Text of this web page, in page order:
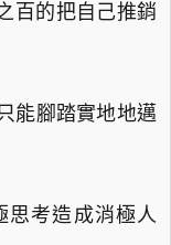
百的把自己推銷
能腳踏實地地邁
思考造成消極人